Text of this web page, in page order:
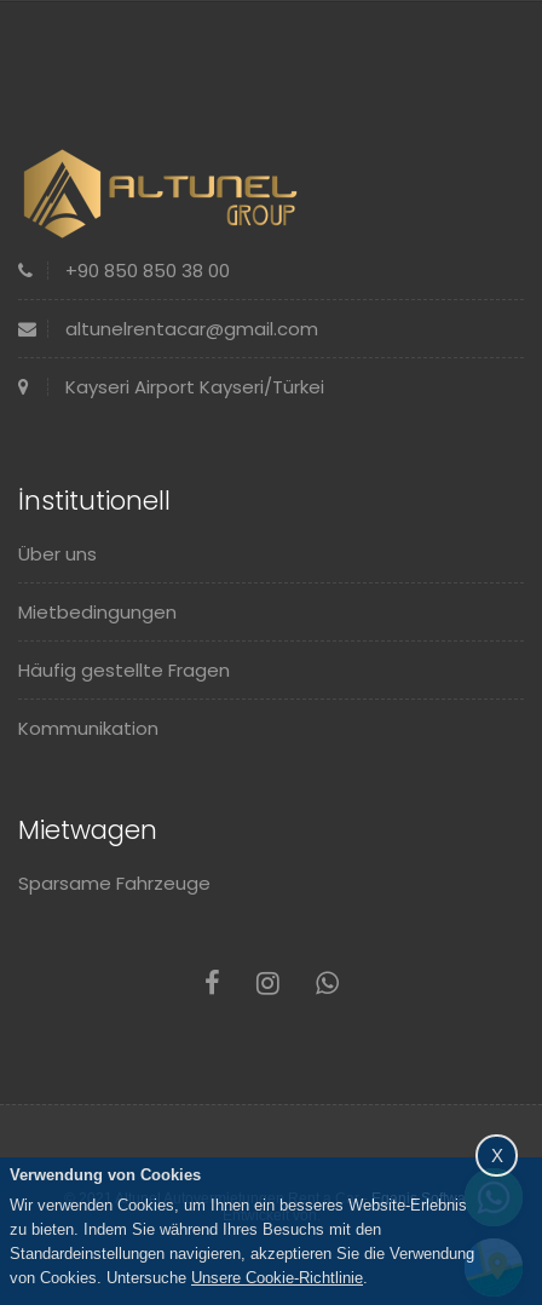
+90 850 850 38 00
altunelrentacar@gmail.com
Kayseri Airport Kayseri/Türkei
İnstitutionell
Über uns
Mietbedingungen
Häufig gestellte Fragen
Kommunikation
Mietwagen
Sparsame Fahrzeuge
© 2021 Altunel Autovermietungen Rent a Car -Eganis Software
Entwickelt von.
Verwendung von Cookies
Wir verwenden Cookies, um Ihnen ein besseres Website-Erlebnis
zu bieten. Indem Sie während Ihres Besuchs mit den
Standardeinstellungen navigieren, akzeptieren Sie die Verwendung
von Cookies. Untersuche Unsere Cookie-Richtlinie.
X